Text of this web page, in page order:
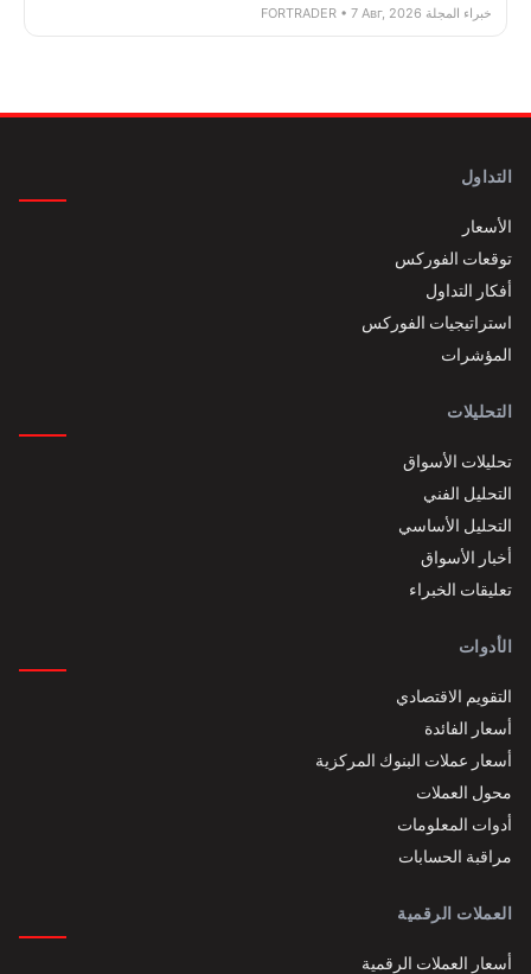
خبراء المجلة FORTRADER • 7 Авг, 2026
التداول
الأسعار
توقعات الفوركس
أفكار التداول
استراتيجيات الفوركس
المؤشرات
التحليلات
تحليلات الأسواق
التحليل الفني
التحليل الأساسي
أخبار الأسواق
تعليقات الخبراء
الأدوات
التقويم الاقتصادي
أسعار الفائدة
أسعار عملات البنوك المركزية
محول العملات
أدوات المعلومات
مراقبة الحسابات
العملات الرقمية
أسعار العملات الرقمية